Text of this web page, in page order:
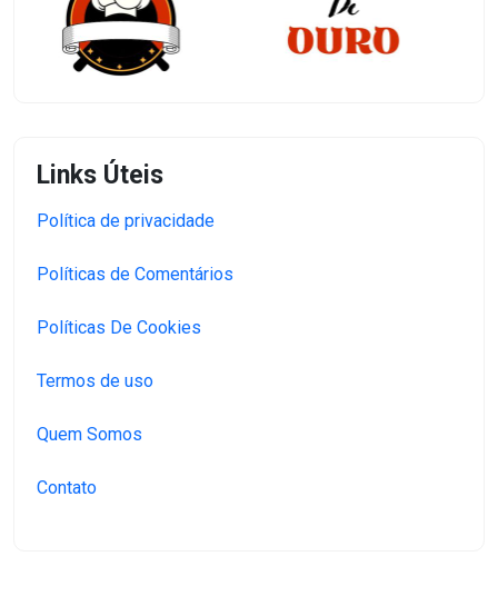
Links Úteis
Política de privacidade
Políticas de Comentários
Políticas De Cookies
Termos de uso
Quem Somos
Contato